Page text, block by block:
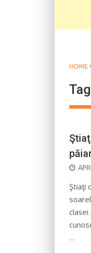
HOME ›
Ştiaţi
…